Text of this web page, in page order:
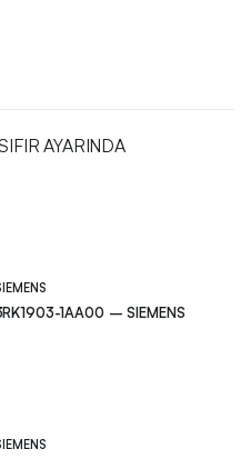
AYARINDA
1AA00 – SIEMENS